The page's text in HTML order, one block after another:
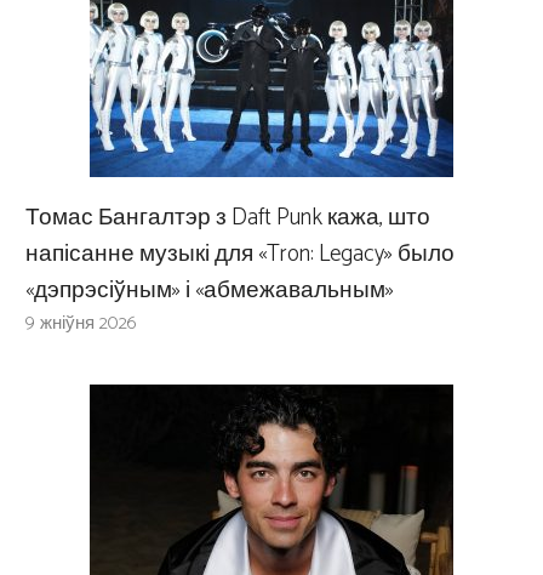
Томас Бангалтэр з Daft Punk кажа, што
напісанне музыкі для «Tron: Legacy» было
«дэпрэсіўным» і «абмежавальным»
9 жніўня 2026